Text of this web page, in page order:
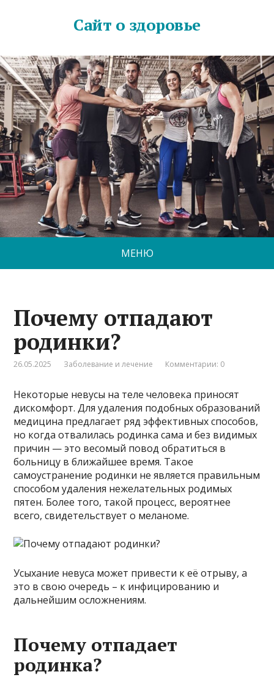
Сайт о здоровье
МЕНЮ
Почему отпадают
родинки?
26.05.2025 Заболевание и лечение Комментарии: 0
Некоторые невусы на теле человека приносят
дискомфорт. Для удаления подобных образований
медицина предлагает ряд эффективных способов,
но когда отвалилась родинка сама и без видимых
причин — это весомый повод обратиться в
больницу в ближайшее время. Такое
самоустранение родинки не является правильным
способом удаления нежелательных родимых
пятен. Более того, такой процесс, вероятнее
всего, свидетельствует о меланоме.
Усыхание невуса может привести к её отрыву, а
это в свою очередь – к инфицированию и
дальнейшим осложнениям.
Почему отпадает
родинка?